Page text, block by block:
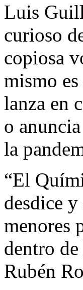
Luis
curioso
copiosa
mismo
lanza en
o
la
“El
desdice
menores
dentro
Rubén